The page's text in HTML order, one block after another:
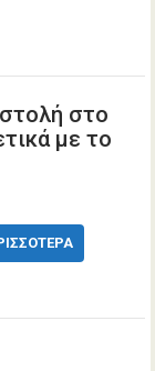
στο
με το